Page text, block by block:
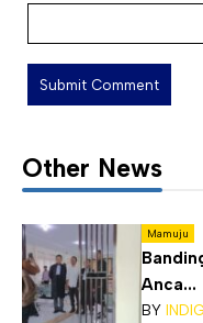
Other News
Mamuju
Anca...
BY